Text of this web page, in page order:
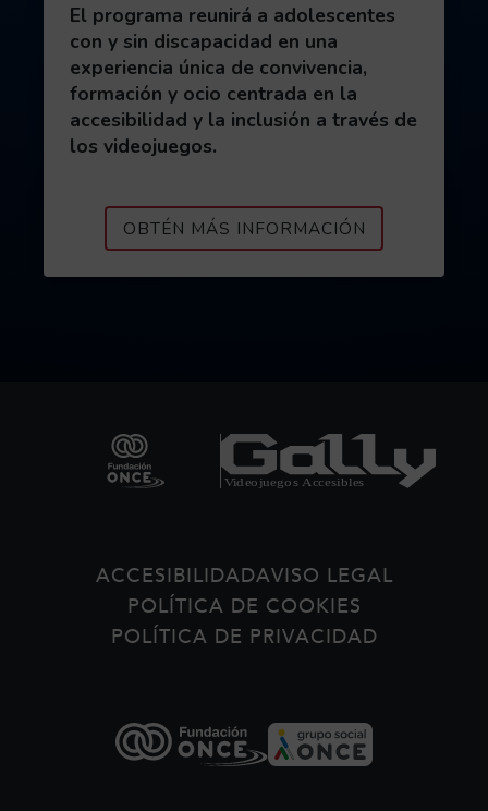
El programa reunirá a adolescentes
con y sin discapacidad en una
experiencia única de convivencia,
formación y ocio centrada en la
accesibilidad y la inclusión a través de
los videojuegos.
OBTÉN MÁS INFORMACIÓN
ACCESIBILIDADAVISO LEGAL
POLÍTICA DE COOKIES
POLÍTICA DE PRIVACIDAD